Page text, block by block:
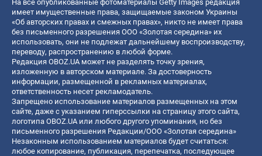
На все опубликованные фотоматериалы Getty Images редакция
имеет имущественные права, защищаемые законом Украины
«Об авторских правах и смежных правах», никто не имеет права
без письменного разрешения ООО «Золотая середина» их
использовать, они не подлежат дальнейшему воспроизводству,
переводу, распространению в любой форме.
Редакция OBOZ.UA может не разделять точку зрения,
изложенную в авторском материале. За достоверность
информации, размещенной в рекламных материалах,
ответственность несет рекламодатель.
Запрещено использование материалов размещенных на этом
сайте, даже с указанием гиперссылки на страницу этого сайта,
логотипа OBOZ.UA или любого другого упоминания, но без
письменного разрешения Редакции/ООО «Золотая середина»
Незаконным использованием материалов будет считаться:
любое копирование, публикация, перепечатка, последующее